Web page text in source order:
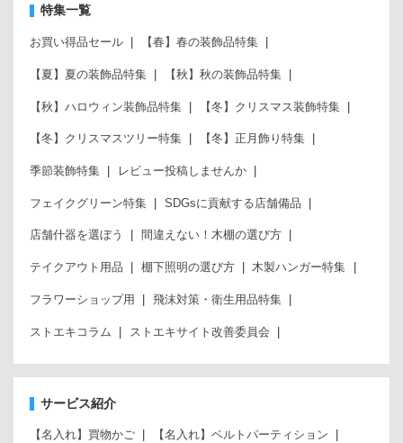
特集一覧
お買い得品セール 【春】春の装飾品特集
【夏】夏の装飾品特集 【秋】秋の装飾品特集
【秋】ハロウィン装飾品特集 【冬】クリスマス装飾特集
【冬】クリスマスツリー特集 【冬】正月飾り特集
季節装飾特集 レビュー投稿しませんか
フェイクグリーン特集 SDGsに貢献する店舗備品
店舗什器を選ぼう 間違えない！木棚の選び方
テイクアウト用品 棚下照明の選び方 木製ハンガー特集
フラワーショップ用 飛沫対策・衛生用品特集
ストエキコラム ストエキサイト改善委員会
サービス紹介
【名入れ】買物かご 【名入れ】ベルトパーティション